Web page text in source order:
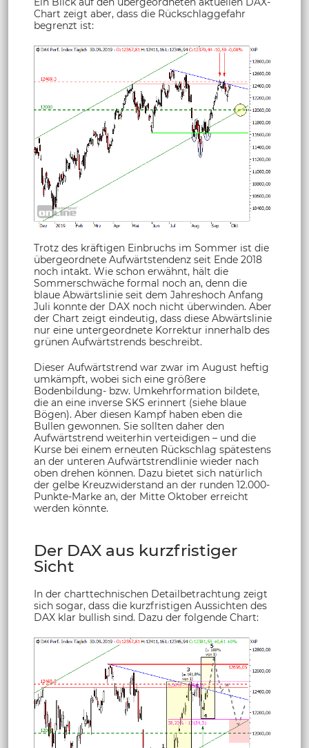
Chart zeigt aber, dass die Rückschlaggefahr
begrenzt ist:
Trotz des kräftigen Einbruchs im Sommer ist die
übergeordnete Aufwärtstendenz seit Ende 2018
noch intakt. Wie schon erwähnt, hält die
Sommerschwäche formal noch an, denn die
blaue Abwärtslinie seit dem Jahreshoch Anfang
Juli konnte der DAX noch nicht überwinden. Aber
der Chart zeigt eindeutig, dass diese Abwärtslinie
nur eine untergeordnete Korrektur innerhalb des
grünen Aufwärtstrends beschreibt.
Dieser Aufwärtstrend war zwar im August heftig
umkämpft, wobei sich eine größere
Bodenbildung- bzw. Umkehrformation bildete,
die an eine inverse SKS erinnert (siehe blaue
Bögen). Aber diesen Kampf haben eben die
Bullen gewonnen. Sie sollten daher den
Aufwärtstrend weiterhin verteidigen – und die
Kurse bei einem erneuten Rückschlag spätestens
an der unteren Aufwärtstrendlinie wieder nach
oben drehen können. Dazu bietet sich natürlich
der gelbe Kreuzwiderstand an der runden 12.000-
Punkte-Marke an, der Mitte Oktober erreicht
werden könnte.
Der DAX aus kurzfristiger
Sicht
In der charttechnischen Detailbetrachtung zeigt
sich sogar, dass die kurzfristigen Aussichten des
DAX klar bullish sind. Dazu der folgende Chart: